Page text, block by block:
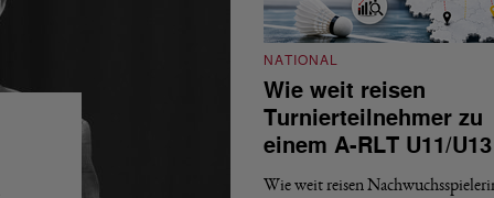
NATIONAL
Wie weit reisen
Turnierteilnehmer zu
einem A-RLT U11/
Wie weit reisen